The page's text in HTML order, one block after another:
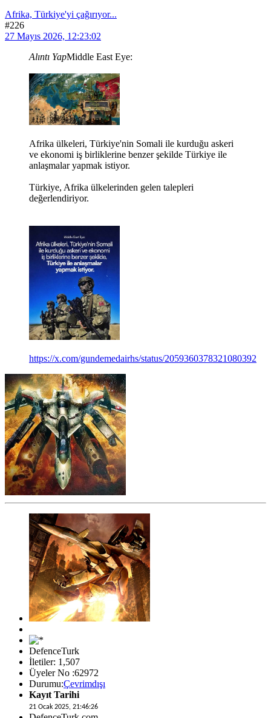
Afrika, Türkiye'yi çağırıyor...
#226
27 Mayıs 2026, 12:23:02
Alıntı YapMiddle East Eye:
Afrika ülkeleri, Türkiye'nin Somali ile kurduğu askeri
ve ekonomi iş birliklerine benzer şekilde Türkiye ile
anlaşmalar yapmak istiyor.
Türkiye, Afrika ülkelerinden gelen talepleri
değerlendiriyor.
https://x.com/gundemedairhs/status/2059360378321080392
DefenceTurk
İletiler: 1,507
Üyeler No :62972
Durumu:Çevrimdışı
Kayıt Tarihi
21 Ocak 2025, 21:46:26